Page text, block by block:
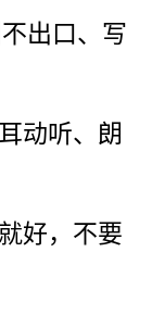
出口、写
动听、朗
好，不要